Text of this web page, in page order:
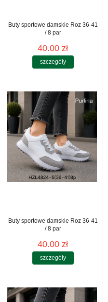
Buty sportowe damskie Roz 36-41
/ 8 par
40.00 zł
szczegóły
Buty sportowe damskie Roz 36-41
/ 8 par
40.00 zł
szczegóły